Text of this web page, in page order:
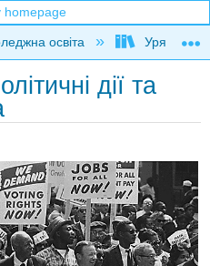
hierarchy
освіта Уряд США
дії та